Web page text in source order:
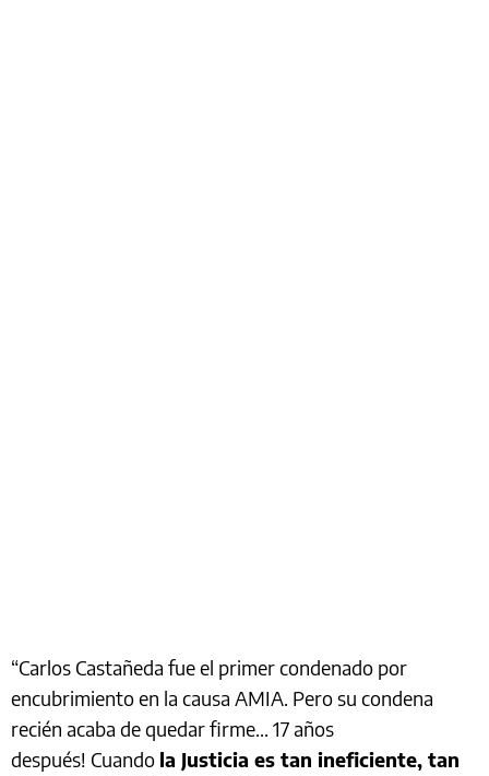
“Carlos Castañeda fue el primer condenado por
encubrimiento en la causa AMIA. Pero su condena
recién acaba de quedar firme... 17 años
después! Cuando la Justicia es tan ineficiente, tan